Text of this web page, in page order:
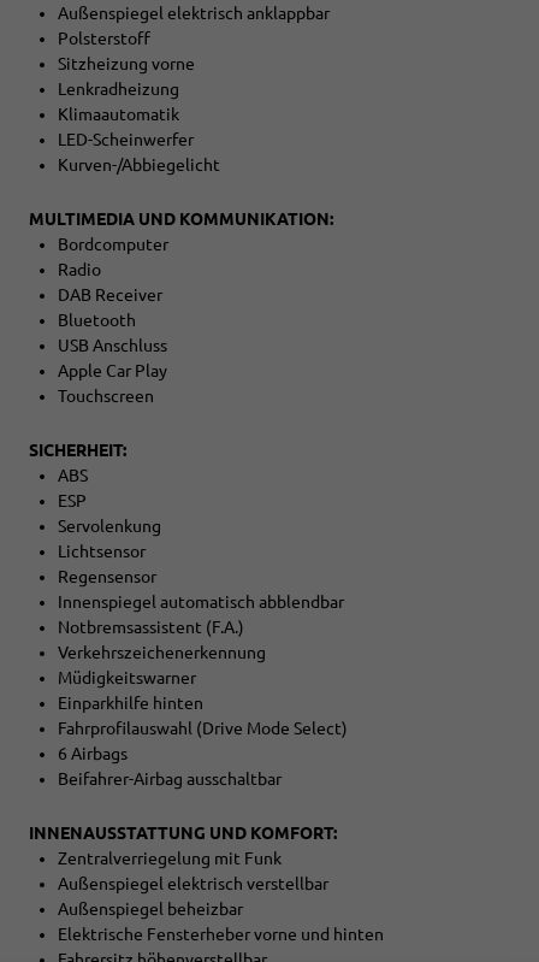
Außenspiegel elektrisch anklappbar
Polsterstoff
Sitzheizung vorne
Lenkradheizung
Klimaautomatik
LED-Scheinwerfer
Kurven-/Abbiegelicht
MULTIMEDIA UND KOMMUNIKATION:
Bordcomputer
Radio
DAB Receiver
Bluetooth
USB Anschluss
Apple Car Play
Touchscreen
SICHERHEIT:
ABS
ESP
Servolenkung
Lichtsensor
Regensensor
Innenspiegel automatisch abblendbar
Notbremsassistent (F.A.)
Verkehrszeichenerkennung
Müdigkeitswarner
Einparkhilfe hinten
Fahrprofilauswahl (Drive Mode Select)
6 Airbags
Beifahrer-Airbag ausschaltbar
INNENAUSSTATTUNG UND KOMFORT:
Zentralverriegelung mit Funk
Außenspiegel elektrisch verstellbar
Außenspiegel beheizbar
Elektrische Fensterheber vorne und hinten